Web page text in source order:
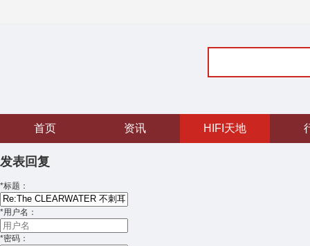
首页 资讯 HIFI天地
发表回复
*标题：
*用户名：
*密码：